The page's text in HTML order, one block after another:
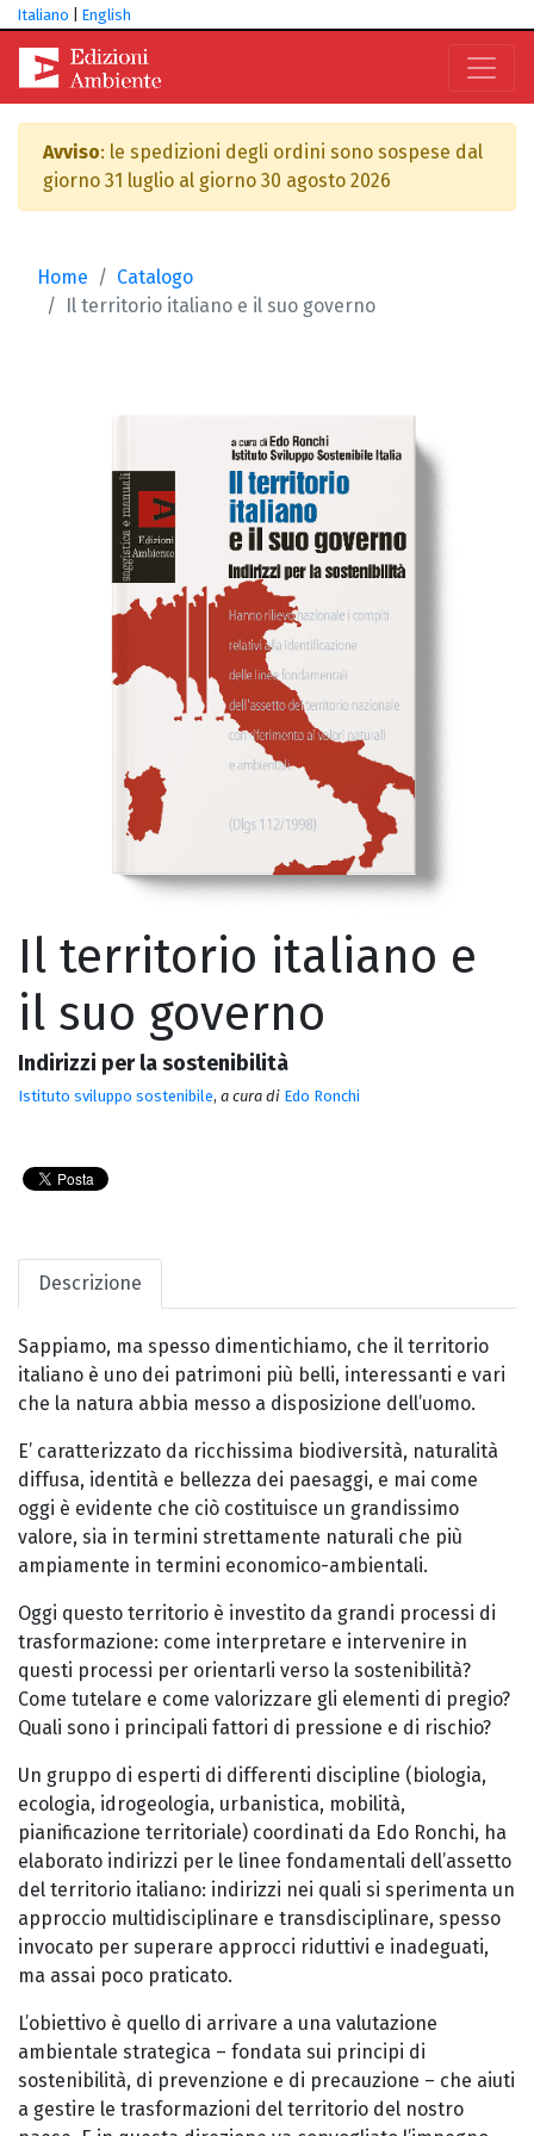
Italiano English
Avviso: le spedizioni degli ordini sono sospese dal
giorno 31 luglio al giorno 30 agosto 2026
Home
Catalogo
Il territorio italiano e il suo governo
Il territorio italiano e
il suo governo
Indirizzi per la sostenibilità
Istituto sviluppo sostenibile, a cura di Edo Ronchi
Descrizione
Sappiamo, ma spesso dimentichiamo, che il territorio
italiano è uno dei patrimoni più belli, interessanti e vari
che la natura abbia messo a disposizione dell’uomo.
E’ caratterizzato da ricchissima biodiversità, naturalità
diffusa, identità e bellezza dei paesaggi, e mai come
oggi è evidente che ciò costituisce un grandissimo
valore, sia in termini strettamente naturali che più
ampiamente in termini economico-ambientali.
Oggi questo territorio è investito da grandi processi di
trasformazione: come interpretare e intervenire in
questi processi per orientarli verso la sostenibilità?
Come tutelare e come valorizzare gli elementi di pregio?
Quali sono i principali fattori di pressione e di rischio?
Un gruppo di esperti di differenti discipline (biologia,
ecologia, idrogeologia, urbanistica, mobilità,
pianificazione territoriale) coordinati da Edo Ronchi, ha
elaborato indirizzi per le linee fondamentali dell’assetto
del territorio italiano: indirizzi nei quali si sperimenta un
approccio multidisciplinare e transdisciplinare, spesso
invocato per superare approcci riduttivi e inadeguati,
ma assai poco praticato.
L’obiettivo è quello di arrivare a una valutazione
ambientale strategica – fondata sui principi di
sostenibilità, di prevenzione e di precauzione – che aiuti
a gestire le trasformazioni del territorio del nostro